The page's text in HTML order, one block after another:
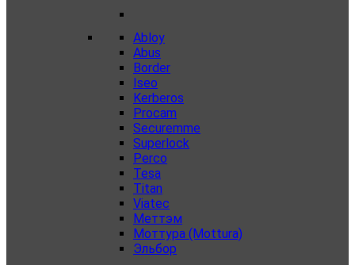
Abloy
Abus
Border
Iseo
Kerberos
Procam
Securemme
Superlock
Perco
Tesa
Titan
Viatec
Меттэм
Моттура (Mottura)
Эльбор